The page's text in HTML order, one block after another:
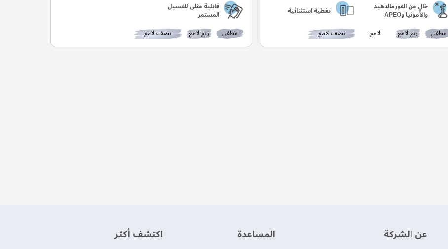
خالٍ من الفورمالدهيد
والأمونيا وAPEO تغطية استثنائية
مطفي ربع لامع لامع نصف لامع
قابلية مثلى للغسيل
المستمر
مطفي ربع لامع نصف لامع
عن الشركة ‫المساعدة‬ اكتشف أكثر